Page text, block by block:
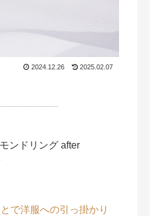
2024.12.26 2025.02.07
で洋服への引っ掛かり